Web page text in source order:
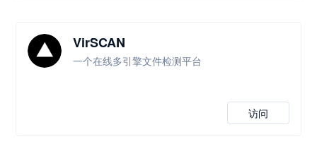
VirSCAN
一个在线多引擎文件检测平台
访问